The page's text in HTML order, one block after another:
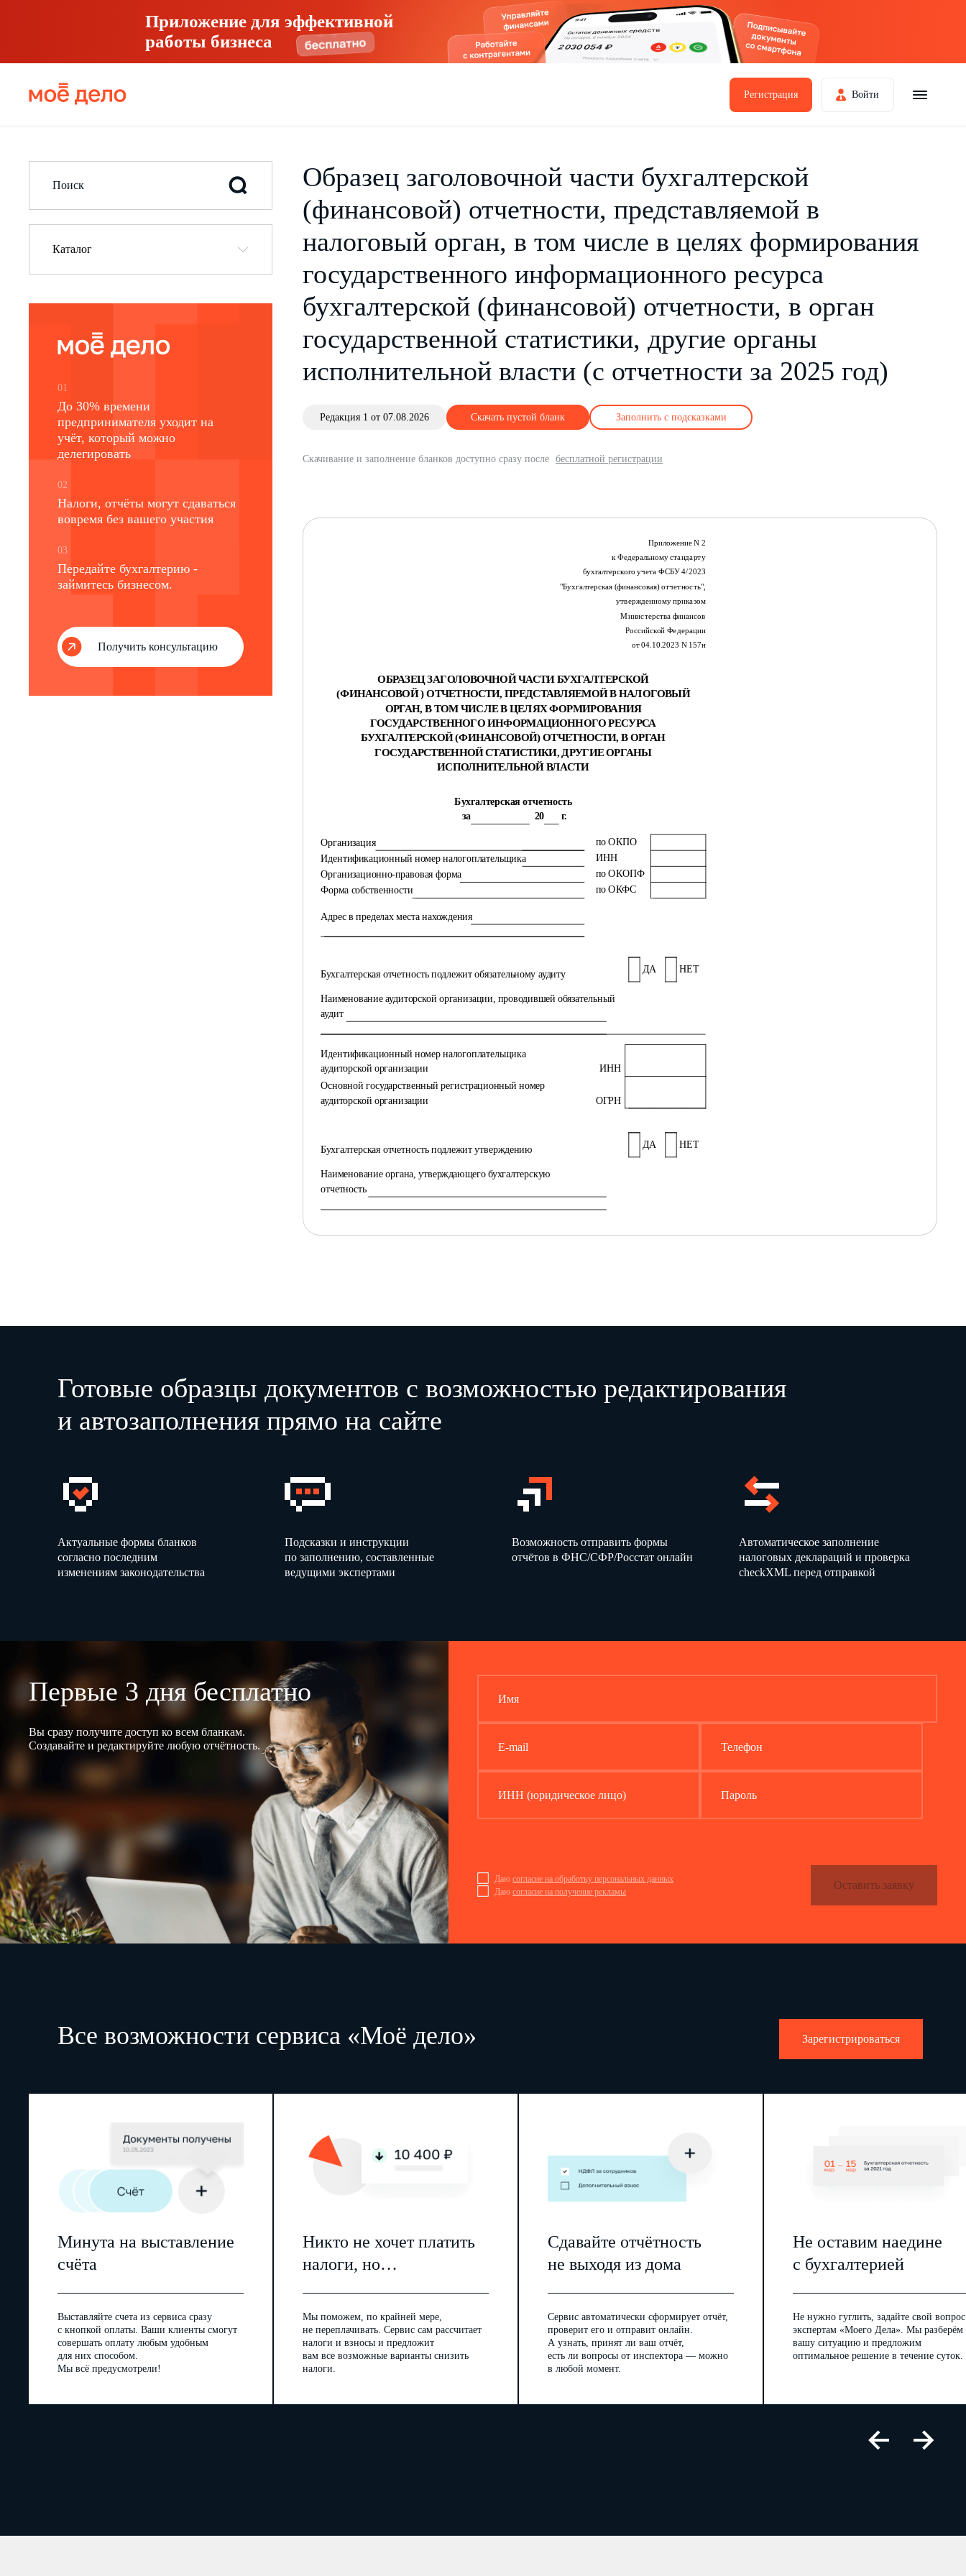
Приложение для эффективной
работы бизнеса
Регистрация Войти
Каталог
01
До 30% времени
предпринимателя уходит на
учёт, который можно
делегировать
02
Налоги, отчёты могут сдаваться
вовремя без вашего участия
03
Передайте бухгалтерию -
займитесь бизнесом.
Получить консультацию
Образец заголовочной части бухгалтерской
(финансовой) отчетности, представляемой в
налоговый орган, в том числе в целях формирования
государственного информационного ресурса
бухгалтерской (финансовой) отчетности, в орган
государственной статистики, другие органы
исполнительной власти (с отчетности за 2025 год)
Редакция 1 от 07.08.2026 Скачать пустой бланк Заполнить с подсказками
Скачивание и заполнение бланков доступно сразу после бесплатной регистрации
Приложение N 2
к Федеральному стандарту
бухгалтерского учета ФСБУ 4/2023
"Бухгалтерская (финансовая) отчетность",
утвержденному приказом
Министерства финансов
Российской Федерации
от 04.10.2023 N 157н
ОБРАЗЕЦ ЗАГОЛОВОЧНОЙ ЧАСТИ БУХГАЛТЕРСКОЙ
(ФИНАНСОВОЙ ) ОТЧЕТНОСТИ, ПРЕДСТАВЛЯЕМОЙ В НАЛОГОВЫЙ
ОРГАН, В ТОМ ЧИСЛЕ В ЦЕЛЯХ ФОРМИРОВАНИЯ
ГОСУДАРСТВЕННОГО ИНФОРМАЦИОННОГО РЕСУРСА
БУХГАЛТЕРСКОЙ (ФИНАНСОВОЙ) ОТЧЕТНОСТИ, В ОРГАН
ГОСУДАРСТВЕННОЙ СТАТИСТИКИ, ДРУГИЕ ОРГАНЫ
ИСПОЛНИТЕЛЬНОЙ ВЛАСТИ
Бухгалтерская отчетность
за
20 г.
Организация
по ОКПО
Идентификационный номер налогоплательщика
ИНН
Организационно-правовая форма по ОКОПФ
Форма собственности по ОКФС
Адрес в пределах места нахождения
Бухгалтерская отчетность подлежит обязательному аудиту ДА НЕТ
Наименование аудиторской организации, проводившей обязательный
аудит
Идентификационный номер налогоплательщика
аудиторской организации
ИНН
Основной государственный регистрационный номер
аудиторской организации
ОГРН
Бухгалтерская отчетность подлежит утверждению ДА НЕТ
Наименование органа, утверждающего бухгалтерскую
отчетность
Готовые образцы документов с возможностью редактирования
и автозаполнения прямо на сайте
Актуальные формы бланков
согласно последним
изменениям законодательства
Подсказки и инструкции
по заполнению, составленные
ведущими экспертами
Возможность отправить формы
отчётов в ФНС/СФР/Росстат онлайн
Автоматическое заполнение
налоговых деклараций и проверка
checkXML перед отправкой
Первые 3 дня бесплатно
Вы сразу получите доступ ко всем бланкам.
Создавайте и редактируйте любую отчётность.
Имя
E-mail Телефон
ИНН (юридическое лицо) Пароль
Даю согласие на обработку персональных данных
Даю согласие на получение рекламы
Оставить заявку
Все возможности сервиса «Моё дело» Зарегистрироваться
Минута на выставление
счёта
Выставляйте счета из сервиса сразу
с кнопкой оплаты. Ваши клиенты смогут
совершать оплату любым удобным
для них способом.
Мы всё предусмотрели!
Никто не хочет платить
налоги, но…
Мы поможем, по крайней мере,
не переплачивать. Сервис сам рассчитает
налоги и взносы и предложит
вам все возможные варианты снизить
налоги.
Сдавайте отчётность
не выходя из дома
Сервис автоматически сформирует отчёт,
проверит его и отправит онлайн.
А узнать, принят ли ваш отчёт,
есть ли вопросы от инспектора — можно
в любой момент.
Не оставим наедине
с бухгалтерией
Не нужно гуглить, задайте свой вопрос
экспертам «Моего Дела». Мы разберём
вашу ситуацию и предложим
оптимальное решение в течение суток.